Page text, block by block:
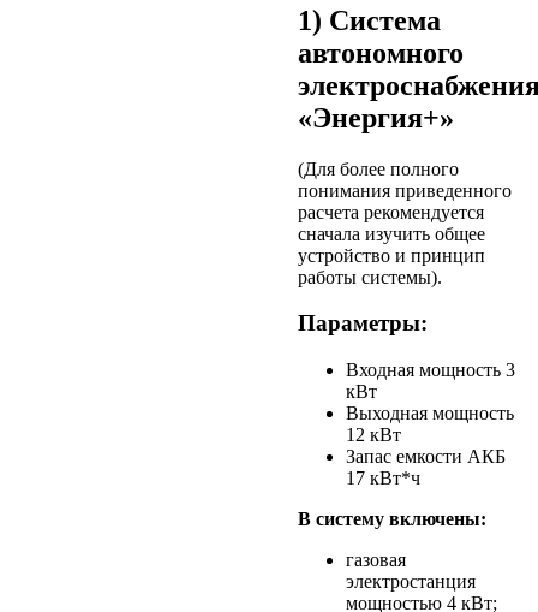
1) Система
автономного
«Энергия+»
(Для более полного
понимания приведенного
расчета рекомендуется
сначала изучить общее
устройство и принцип
работы системы).
Параметры:
Входная мощность 3
кВт
Выходная мощность
12 кВт
Запас емкости АКБ
17 кВт*ч
В систему включены:
газовая
электростанция
мощностью 4 кВт;